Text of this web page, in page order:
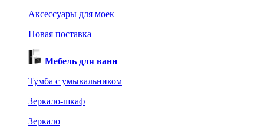
Аксессуары для моек
Новая поставка
Мебель для ванн
Тумба с умывальником
Зеркало-шкаф
Зеркало